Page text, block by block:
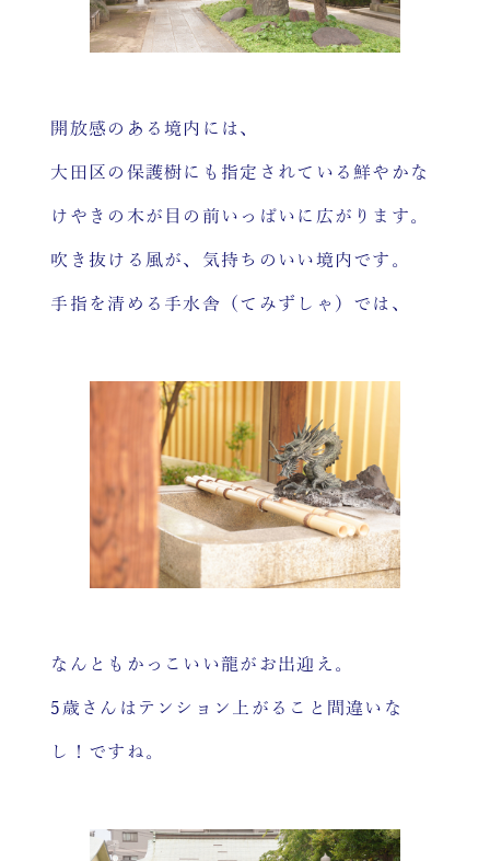
開放感のある境内には、
大田区の保護樹にも指定されている鮮やかな
けやきの木が目の前いっぱいに広がります。
吹き抜ける風が、気持ちのいい境内です。
手指を清める手水舎（てみずしゃ）では、
なんともかっこいい龍がお出迎え。
5歳さんはテンション上がること間違いな
し！ですね。